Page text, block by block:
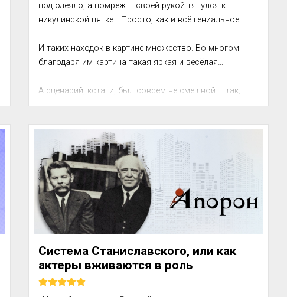
под одеяло, а помреж – своей рукой тянулся к
никулинской пятке… Просто, как и всё гениальное!..
И таких находок в картине множество. Во многом
благодаря им картина такая яркая и весёлая…
А сценарий, кстати, был совсем не смешной – так,
пересказ сюжета, незамысловатая история, видим...
Система Станиславского, или как
актеры вживаются в роль